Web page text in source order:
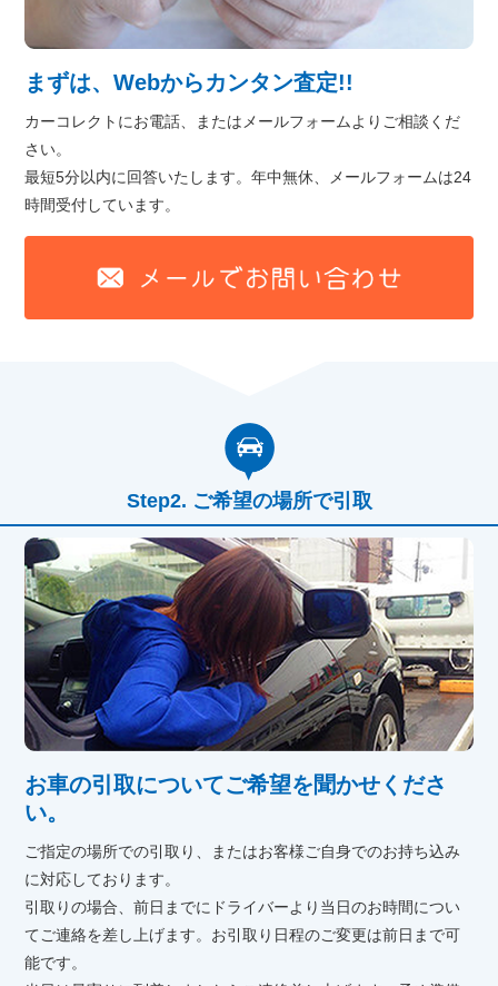
まずは、Webからカンタン査定!!
カーコレクトにお電話、またはメールフォームよりご相談くだ
さい。
最短5分以内に回答いたします。年中無休、メールフォームは24
時間受付しています。
ご希望の場所で引取
お車の引取についてご希望を聞かせくださ
い。
ご指定の場所での引取り、またはお客様ご自身でのお持ち込み
に対応しております。
引取りの場合、前日までにドライバーより当日のお時間につい
てご連絡を差し上げます。お引取り日程のご変更は前日まで可
能です。